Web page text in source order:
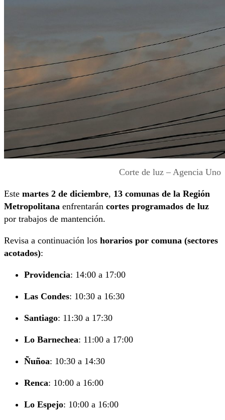
Corte de luz – Agencia Uno
Este martes 2 de diciembre, 13 comunas de la Región
Metropolitana enfrentarán cortes programados de luz
por trabajos de mantención.
Revisa a continuación los horarios por comuna (sectores
acotados):
Providencia: 14:00 a 17:00
Las Condes: 10:30 a 16:30
Santiago: 11:30 a 17:30
Lo Barnechea: 11:00 a 17:00
Ñuñoa: 10:30 a 14:30
Renca: 10:00 a 16:00
Lo Espejo: 10:00 a 16:00